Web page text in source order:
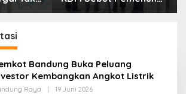
Kebutuhan Dasar
Bandung Buka Peluang
Kembangkan Angkot Listrik
Raya 19 Juni 2026